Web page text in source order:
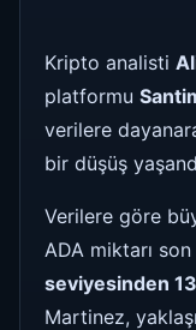
Kripto analisti
platformu
verilere
bir düşüş
Verilere göre
ADA miktarı
seviyesinden
Martinez,